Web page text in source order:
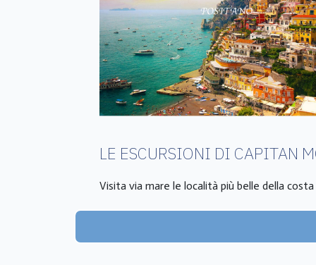
LE ESCURSIONI DI CAPITAN
Visita via mare le località più belle della